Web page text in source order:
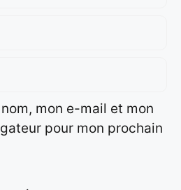
mon e-mail et mon
pour mon prochain